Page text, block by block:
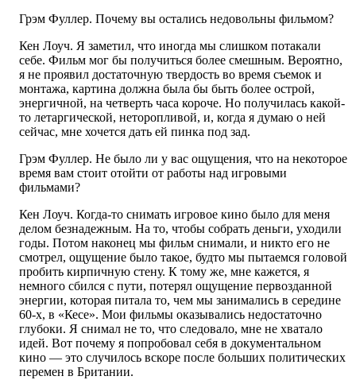
Грэм Фуллер. Почему вы остались недовольны фильмом?
Кен Лоуч. Я заметил, что иногда мы слишком потакали
себе. Фильм мог бы получиться более смешным. Вероятно,
я не проявил достаточную твердость во время съемок и
монтажа, картина должна была бы быть более острой,
энергичной, на четверть часа короче. Но получилась какой-
то летаргической, неторопливой, и, когда я думаю о ней
сейчас, мне хочется дать ей пинка под зад.
Грэм Фуллер. Не было ли у вас ощущения, что на некоторое
время вам стоит отойти от работы над игровыми
фильмами?
Кен Лоуч. Когда-то снимать игровое кино было для меня
делом безнадежным. На то, чтобы собрать деньги, уходили
годы. Потом наконец мы фильм снимали, и никто его не
смотрел, ощущение было такое, будто мы пытаемся головой
пробить кирпичную стену. К тому же, мне кажется, я
немного сбился с пути, потерял ощущение первозданной
энергии, которая питала то, чем мы занимались в середине
60-х, в «Кесе». Мои фильмы оказывались недостаточно
глубоки. Я снимал не то, что следовало, мне не хватало
идей. Вот почему я попробовал себя в документальном
кино — это случилось вскоре после больших политических
перемен в Британии.